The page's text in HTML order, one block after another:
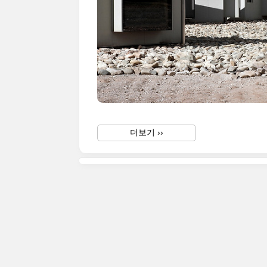
더보기 ››